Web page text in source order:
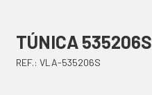
TÚNICA 535206S
REF.: VLA-535206S